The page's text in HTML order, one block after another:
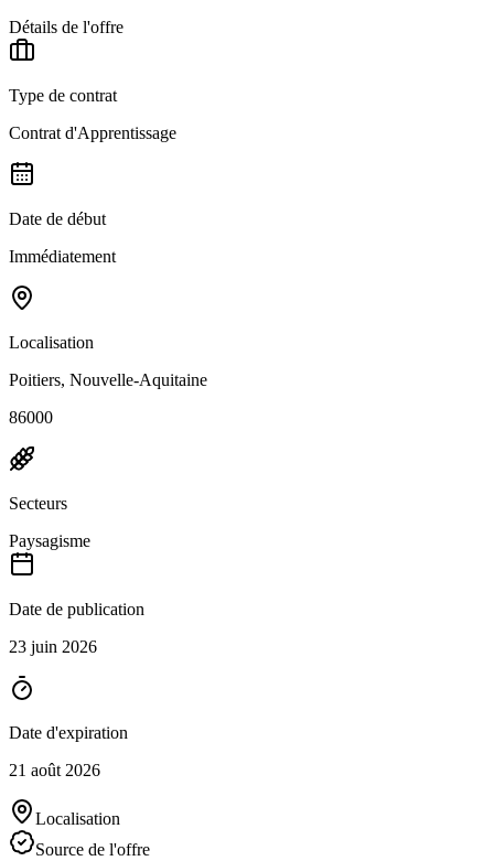
Détails de l'offre
Type de contrat
Contrat d'Apprentissage
Date de début
Immédiatement
Localisation
Poitiers, Nouvelle-Aquitaine
86000
Secteurs
Paysagisme
Date de publication
23 juin 2026
Date d'expiration
21 août 2026
Localisation
Source de l'offre